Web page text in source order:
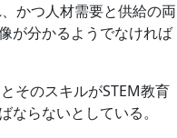
かつ人材需要と供給の両
が分かるようでなければ
そのスキルがSTEM教育
らないとしている。